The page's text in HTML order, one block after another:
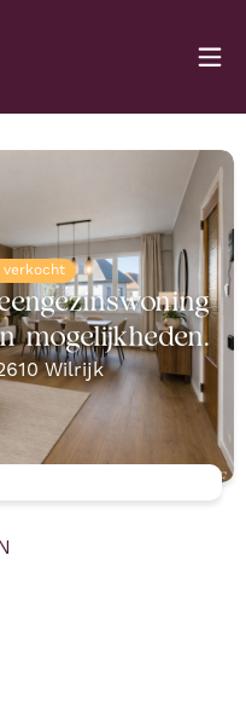
verkocht
mogelijkheden.
Wilrijk